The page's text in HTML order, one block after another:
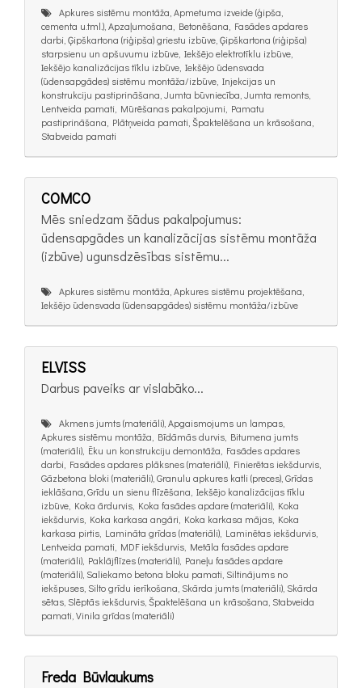
Apkures sistēmu montāža, Apmetuma izveide (ģipša,
cementa u.tml.), Apzaļumošana, Betonēšana, Fasādes apdares
darbi, Ģipškartona (riģipša) griestu izbūve, Ģipškartona (riģipša)
starpsienu un apšuvumu izbūve, Iekšējo elektrotīklu izbūve,
Iekšējo kanalizācijas tīklu izbūve, Iekšējo ūdensvada
(ūdensapgādes) sistēmu montāža/izbūve, Injekcijas un
konstrukciju pastiprināšana, Jumta būvniecība, Jumta remonts,
Lentveida pamati, Mūrēšanas pakalpojumi, Pamatu
pastiprināšana, Plātņveida pamati, Špaktelēšana un krāsošana,
Stabveida pamati
COMCO
Mēs sniedzam šādus pakalpojumus:
ūdensapgādes un kanalizācijas sistēmu montāža
(izbūve) ugunsdzēsības sistēmu...
Apkures sistēmu montāža, Apkures sistēmu projektēšana,
Iekšējo ūdensvada (ūdensapgādes) sistēmu montāža/izbūve
ELVISS
Darbus paveiks ar vislabāko...
Akmens jumts (materiāli), Apgaismojums un lampas,
Apkures sistēmu montāža, Bīdāmās durvis, Bitumena jumts
(materiāli), Ēku un konstrukciju demontāža, Fasādes apdares
darbi, Fasādes apdares plāksnes (materiāli), Finierētas iekšdurvis,
Gāzbetona bloki (materiāli), Granulu apkures katli (preces), Grīdas
ieklāšana, Grīdu un sienu flīzēšana, Iekšējo kanalizācijas tīklu
izbūve, Koka ārdurvis, Koka fasādes apdare (materiāli), Koka
iekšdurvis, Koka karkasa angāri, Koka karkasa mājas, Koka
karkasa pirtis, Lamināta grīdas (materiāli), Laminētas iekšdurvis,
Lentveida pamati, MDF iekšdurvis, Metāla fasādes apdare
(materiāli), Paklājflīzes (materiāli), Paneļu fasādes apdare
(materiāli), Saliekamo betona bloku pamati, Siltinājums no
iekšpuses, Silto grīdu ierīkošana, Skārda jumts (materiāli), Skārda
sētas, Slēptās iekšdurvis, Špaktelēšana un krāsošana, Stabveida
pamati, Vinila grīdas (materiāli)
Freda Būvlaukums